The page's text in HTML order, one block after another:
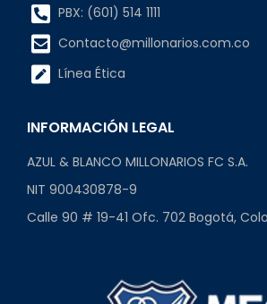
PBX: (601) 514 1111
Contacto@millonarios.com.co
Línea Ética
INFORMACIÓN LEGAL
AZUL & BLANCO MILLONARIOS FC S.A.
NIT 900430878-9
Calle 90 # 19-41 Ofc. 702 Bogotá,